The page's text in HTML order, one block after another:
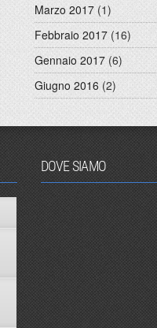
Marzo 2017 (1)
Febbraio 2017 (16)
Gennaio 2017 (6)
Giugno 2016 (2)
DOVE SIAMO